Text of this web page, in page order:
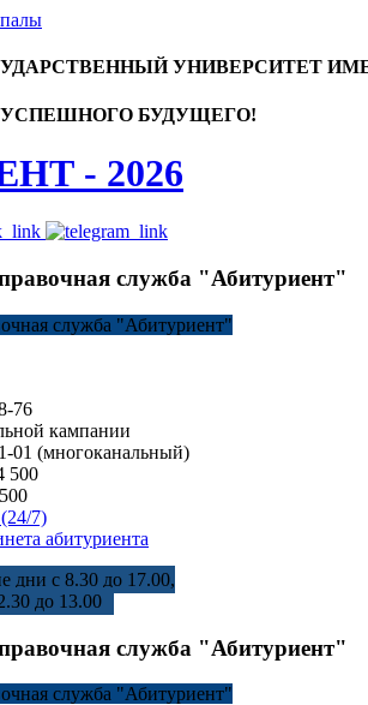
УНИВЕРСИТЕТ
УСПЕШНОГО БУДУЩЕГО!
- 2026
служба "Абитуриент"
служба "Абитуриент"
76
кампании
01 (многоканальный)
500
7)
абитуриента
дни с 8.30 до 17.00,
до 13.00
служба "Абитуриент"
служба "Абитуриент"